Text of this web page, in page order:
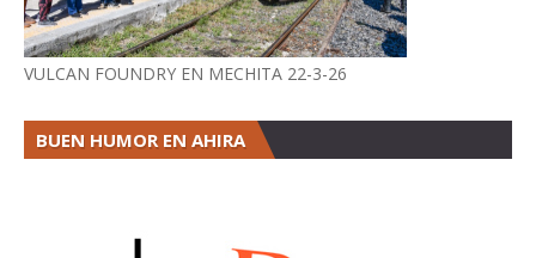
VULCAN FOUNDRY EN MECHITA 22-3-26
BUEN HUMOR EN AHIRA